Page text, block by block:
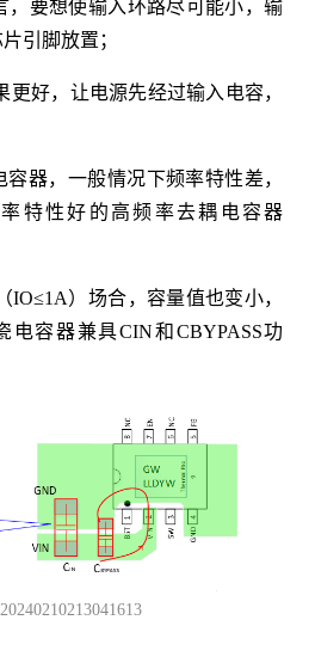
要想使输入环路尽可能小，输
引脚放置；
好，让电源先经过输入电容，
器，一般情况下频率特性差，
特性好的高频率去耦电容器
）场合，容量值也变小，
电容器兼具CIN和CBYPASS功